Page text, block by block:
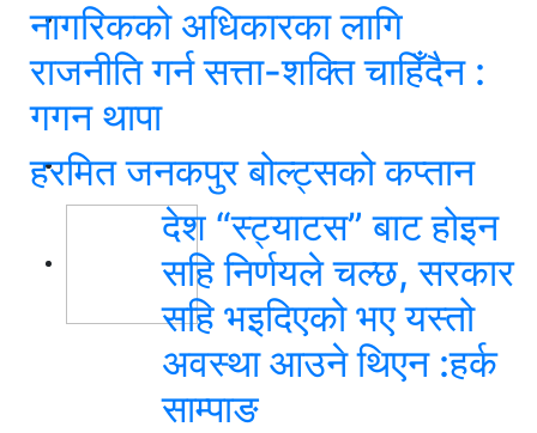
नागरिकको अधिकारका लागि
राजनीति गर्न सत्ता-शक्ति चाहिँदैन :
गगन थापा
हरमित जनकपुर बोल्ट्सको कप्तान
देश “स्ट्याटस” बाट होइन
सहि निर्णयले चल्छ, सरकार
सहि भइदिएको भए यस्तो
अवस्था आउने थिएन :हर्क
साम्पाङ